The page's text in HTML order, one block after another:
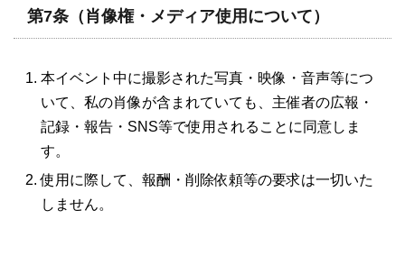
第7条（肖像権・メディア使用について）
本イベント中に撮影された写真・映像・音声等につ
いて、私の肖像が含まれていても、主催者の広報・
記録・報告・SNS等で使用されることに同意しま
す。
使用に際して、報酬・削除依頼等の要求は一切いた
しません。